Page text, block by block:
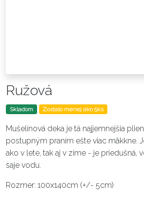
Ružová
Skladom Zostalo menej ako 5ks
Mušelínová deka je tá najjemnejšia
postupným praním ešte viac mäkkne.
ako v lete, tak aj v zime - je priedušná,
saje vodu.
Rozmer: 100x140cm (+/- 5cm)